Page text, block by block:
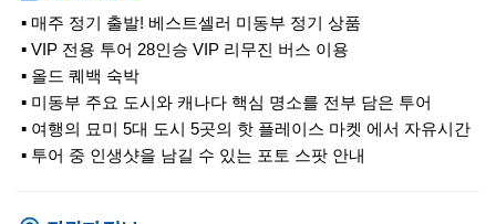
▪ 매주 정기 출발! 베스트셀러 미동부 정기 상품
▪ VIP 전용 투어 28인승 VIP 리무진 버스 이용
▪ 올드 퀘백 숙박
▪ 미동부 주요 도시와 캐나다 핵심 명소를 전부 담은 투어
▪ 여행의 묘미 5대 도시 5곳의 핫 플레이스 마켓 에서 자유시간
▪ 투어 중 인생샷을 남길 수 있는 포토 스팟 안내